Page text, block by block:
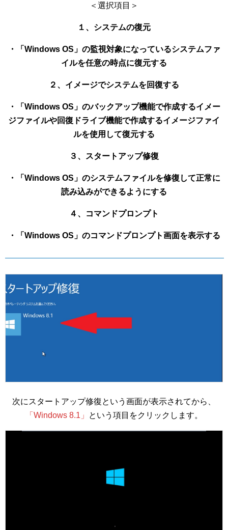
＜選択項目＞
１、システムの復元
・「Windows OS」の監視対象になっているシステムファ
イルを任意の時点に復元する
２、イメージでシステムを回復する
・「Windows OS」のバックアップ機能で作成するイメー
ジファイルや回復ドライブ機能で作成するイメージファイ
ルを使用して復元する
３、スタートアップ修復
・「Windows OS」のシステムファイルを修復して正常に
読み込みができるようにする
４、コマンドプロンプト
・「Windows OS」のコマンドプロンプト画面を表示する
次にスタートアップ修復という画面が表示されてから、
「Windows 8.1」
という項目をクリックします。